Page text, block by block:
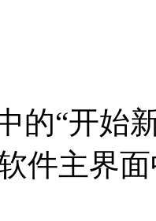
的“开始
件主界